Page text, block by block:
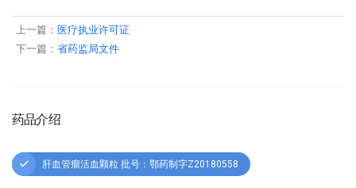
上一篇： 医疗执业许可证
下一篇： 省药监局文件
药品介绍
肝血管瘤活血颗粒 批号：鄂药制字Z20180558